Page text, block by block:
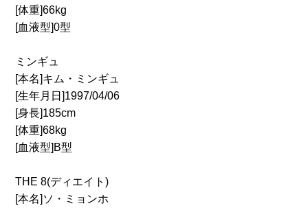
[体重]66kg
[血液型]0型
ミンギュ
[本名]キム・ミンギュ
[生年月日]1997/04/06
[身長]185cm
[体重]68kg
[血液型]B型
THE 8(ディエイト)
[本名]ソ・ミョンホ